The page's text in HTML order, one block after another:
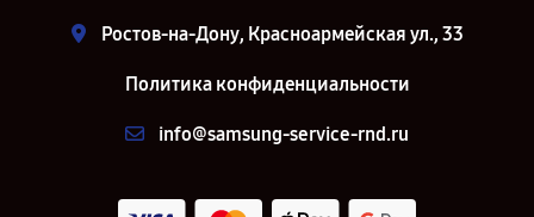
Ростов-на-Дону, Красноармейская ул., 33
Политика конфиденциальности
info@samsung-service-rnd.ru